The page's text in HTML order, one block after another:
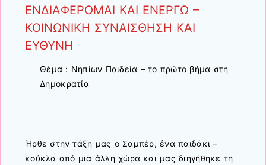
ΕΝΔΙΑΦΕΡΟΜΑΙ ΚΑΙ ΕΝΕΡΓΩ –
ΚΟΙΝΩΝΙΚΗ ΣΥΝΑΙΣΘΗΣΗ ΚΑΙ
ΕΥΘΥΝΗ
Θέμα : Νηπίων Παιδεία – το πρώτο βήμα στη
Δημοκρατία
Ήρθε στην τάξη μας ο Σαμπέρ, ένα παιδάκι –
κούκλα από μια άλλη χώρα και μας διηγήθηκε τη